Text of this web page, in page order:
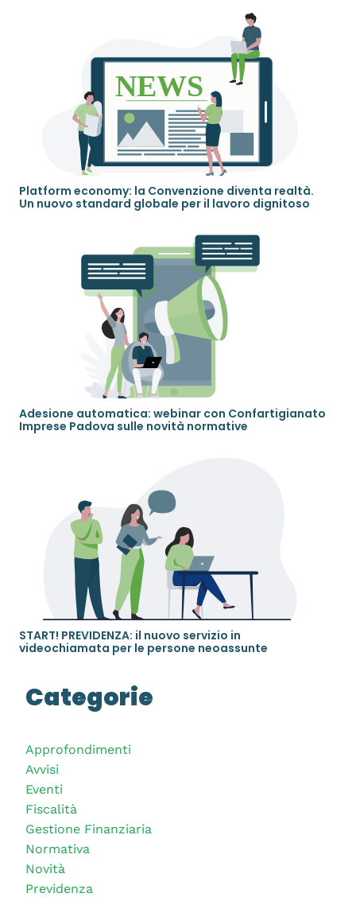
Platform economy: la Convenzione diventa realtà.
Un nuovo standard globale per il lavoro dignitoso
Adesione automatica: webinar con Confartigianato
Imprese Padova sulle novità normative
START! PREVIDENZA: il nuovo servizio in
videochiamata per le persone neoassunte
Categorie
Approfondimenti
Avvisi
Eventi
Fiscalità
Gestione Finanziaria
Normativa
Novità
Previdenza